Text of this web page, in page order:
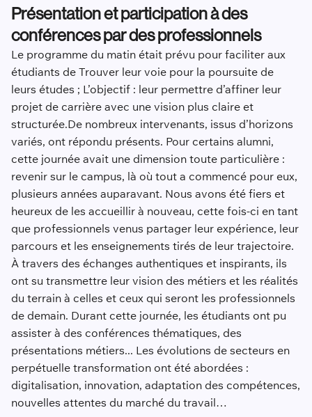
Présentation et participation à des
conférences par des professionnels
Le programme du matin était prévu pour faciliter aux
étudiants de Trouver leur voie pour la poursuite de
leurs études ; L’objectif : leur permettre d’affiner leur
projet de carrière avec une vision plus claire et
structurée.De nombreux intervenants, issus d’horizons
variés, ont répondu présents. Pour certains alumni,
cette journée avait une dimension toute particulière :
revenir sur le campus, là où tout a commencé pour eux,
plusieurs années auparavant. Nous avons été fiers et
heureux de les accueillir à nouveau, cette fois-ci en tant
que professionnels venus partager leur expérience, leur
parcours et les enseignements tirés de leur trajectoire.
À travers des échanges authentiques et inspirants, ils
ont su transmettre leur vision des métiers et les réalités
du terrain à celles et ceux qui seront les professionnels
de demain. Durant cette journée, les étudiants ont pu
assister à des conférences thématiques, des
présentations métiers... Les évolutions de secteurs en
perpétuelle transformation ont été abordées :
digitalisation, innovation, adaptation des compétences,
nouvelles attentes du marché du travail…